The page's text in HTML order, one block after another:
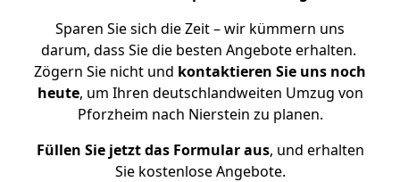
Sparen Sie sich die Zeit – wir kümmern uns
darum, dass Sie die besten Angebote erhalten.
Zögern Sie nicht und kontaktieren Sie uns noch
heute, um Ihren deutschlandweiten Umzug von
Pforzheim nach Nierstein zu planen.
Füllen Sie jetzt das Formular aus, und erhalten
Sie kostenlose Angebote.